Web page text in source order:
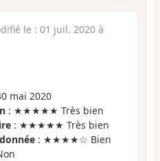
le : 01 juil. 2020 à
mai 2020
: ★★★★★ Très bien
: ★★★★★ Très bien
: ★★★★☆ Bien